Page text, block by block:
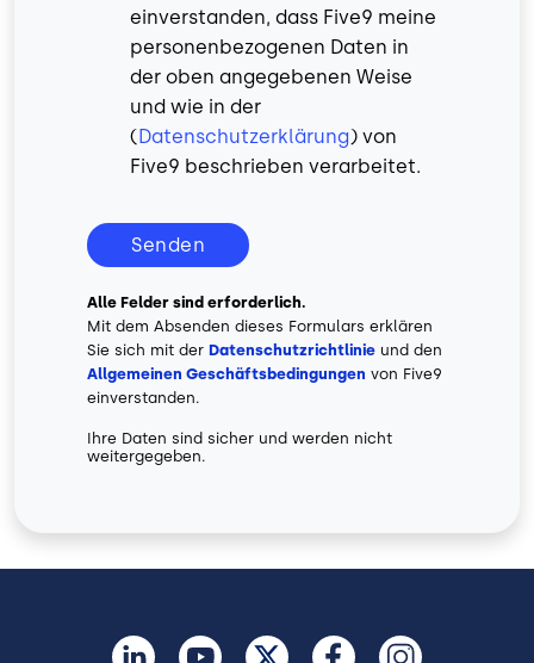
einverstanden, dass Five9 meine
personenbezogenen Daten in
der oben angegebenen Weise
und wie in der
(Datenschutzerklärung) von
Five9 beschrieben verarbeitet.
Senden
Alle Felder sind erforderlich.
Mit dem Absenden dieses Formulars erklären
Sie sich mit der Datenschutzrichtlinie und den
Allgemeinen Geschäftsbedingungen von Five9
einverstanden.
Ihre Daten sind sicher und werden nicht
weitergegeben.